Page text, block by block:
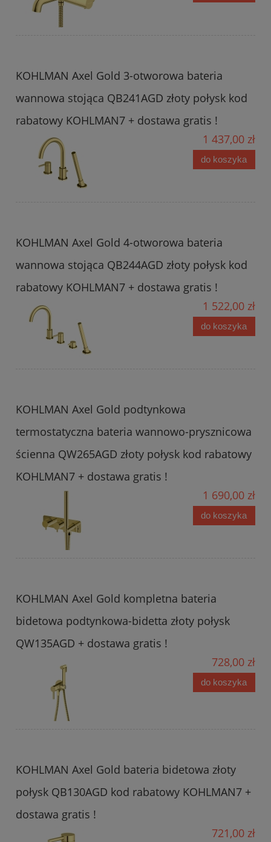
KOHLMAN Axel Gold 3-otworowa bateria
wannowa stojąca QB241AGD złoty połysk kod
rabatowy KOHLMAN7 + dostawa gratis !
1 437,00 zł
do koszyka
KOHLMAN Axel Gold 4-otworowa bateria
wannowa stojąca QB244AGD złoty połysk kod
rabatowy KOHLMAN7 + dostawa gratis !
1 522,00 zł
do koszyka
KOHLMAN Axel Gold podtynkowa
termostatyczna bateria wannowo-prysznicowa
ścienna QW265AGD złoty połysk kod rabatowy
KOHLMAN7 + dostawa gratis !
1 690,00 zł
do koszyka
KOHLMAN Axel Gold kompletna bateria
bidetowa podtynkowa-bidetta złoty połysk
QW135AGD + dostawa gratis !
728,00 zł
do koszyka
KOHLMAN Axel Gold bateria bidetowa złoty
połysk QB130AGD kod rabatowy KOHLMAN7 +
dostawa gratis !
721,00 zł